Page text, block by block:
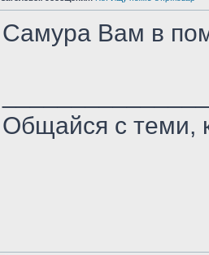
Самура Вам в
Общайся с теми,